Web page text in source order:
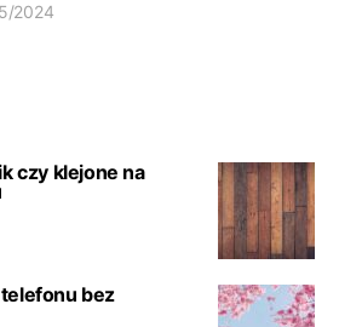
2024
czy klejone na
bez